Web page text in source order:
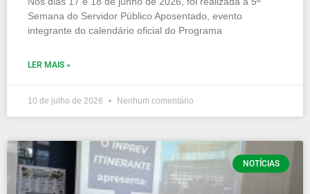
Semana do Servidor Público Aposentado, evento
integrante do calendário oficial do Programa
LER MAIS »
10 de julho de 2026 Nenhum comentário
NOTÍCIAS